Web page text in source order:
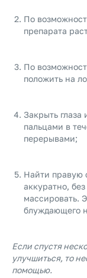
По
препарата
По
положить на
Закрыть глаза
пальцами в
перерывами;
Найти правую
аккуратно,
массировать.
блуждающего
Если спустя
улучшиться, то
помощью.